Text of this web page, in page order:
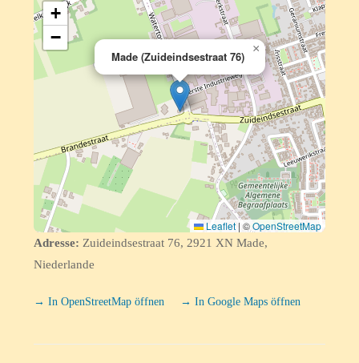
Made (Zuideindsestraat 76)
×
+
−
Leaflet | ©OpenStreetMap
Adresse: Zuideindsestraat 76, 2921 XN Made,
Niederlande
→ In OpenStreetMap öffnen → In Google Maps öffnen